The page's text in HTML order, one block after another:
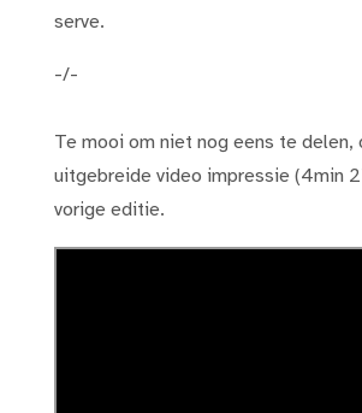
serve.
-/-
Te mooi om niet nog eens te delen,
uitgebreide video impressie (4min
vorige editie.